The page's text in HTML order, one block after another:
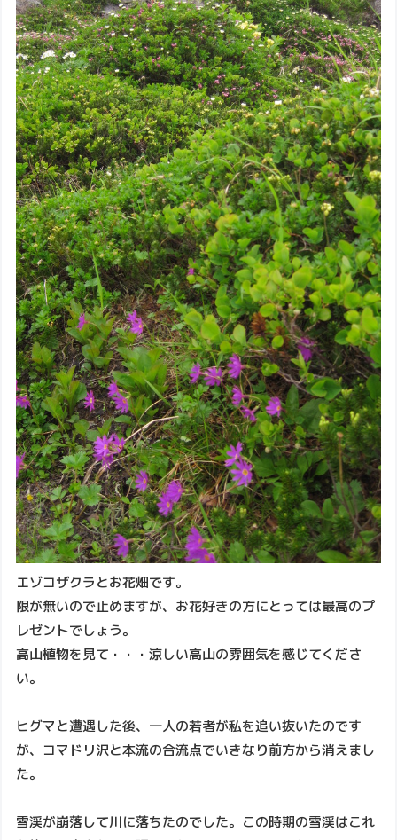
エゾコザクラとお花畑です。
限が無いので止めますが、お花好きの方にとっては最高のプ
レゼントでしょう。
高山植物を見て・・・涼しい高山の雰囲気を感じてくださ
い。
ヒグマと遭遇した後、一人の若者が私を追い抜いたのです
が、コマドリ沢と本流の合流点でいきなり前方から消えまし
た。
雪渓が崩落して川に落ちたのでした。この時期の雪渓はこれ